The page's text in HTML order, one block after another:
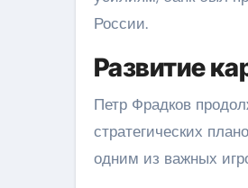
России.
Развитие
Петр Фрадков
стратегических
одним из важных